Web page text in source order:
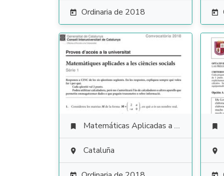
 Ordinaria de 2018 
 Matemáticas Aplicadas a las Ciencias Sociales
 Cataluña

